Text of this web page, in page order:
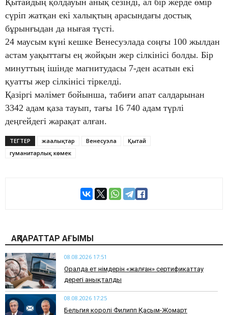
Қытайдың қолдауын анық сезінді, ал бір жерде өмір
сүріп жатқан екі халықтың арасындағы достық
бұрынғыдан да нығая түсті.
24 маусым күні кешке Венесуэлада соңғы 100 жылдан
астам уақыттағы ең жойқын жер сілкінісі болды. Бір
минуттың ішінде магнитудасы 7-ден асатын екі
қуатты жер сілкінісі тіркелді.
Қазіргі мәлімет бойынша, табиғи апат салдарынан
3342 адам қаза тауып, тағы 16 740 адам түрлі
деңгейдегі жарақат алған.
ТЕГТЕР жаңалықтар Венесуэла
Қытай
гуманитарлық көмек
АҚПАРАТТАР АҒЫМЫ
08.08.2026 17:51
Оралда ет өнімдерін «жалған» сертификаттау
дерегі анықталды
08.08.2026 17:25
Бельгия королі Филипп Қасым-Жомарт